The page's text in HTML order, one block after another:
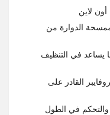
لاين
الدوارة من
360 درجة مما يساعد في التنظيف
القادر على
في الطول